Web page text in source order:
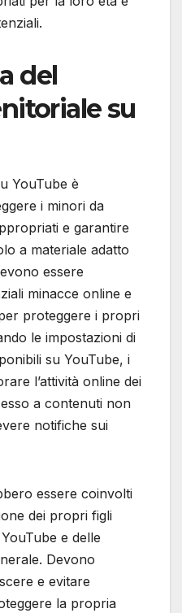
del
su
YouTube è
i minori da
e garantire
a materiale adatto
essere
minacce online e
proteggere i propri
le impostazioni di
su YouTube, i
l’attività online dei
a contenuti non
notifiche sui
essere coinvolti
dei propri figli
e delle
Devono
e evitare
la propria